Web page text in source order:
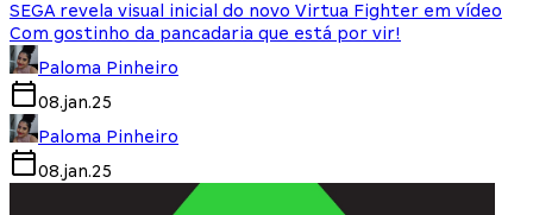
SEGA revela visual inicial do novo Virtua Fighter em vídeo
Com gostinho da pancadaria que está por vir!
Paloma Pinheiro
08.jan.25
Paloma Pinheiro
08.jan.25